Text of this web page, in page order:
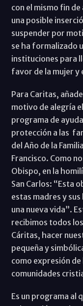
con el mismo fin
una posible
suspender por
se ha formalizado
instituciones para
favor de la mujer y
Para Caritas,
motivo de alegría
programa de
protección a las
del Año de la
Francisco. Como
Obispo, en la
San Carlos: “Esta
estas madres y
una nueva vida”.
recibimos todos
Cáritas, hacer
pequeña y
como expresión de
comunidades
Es un programa al